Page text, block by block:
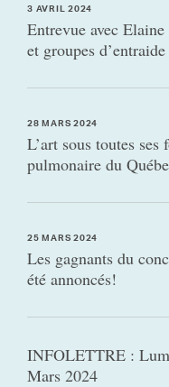
3 AVRIL 2024
Entrevue avec
et groupes d’entraide
28 MARS 2024
L’art sous toutes ses
pulmonaire du
25 MARS 2024
Les gagnants du
été annoncés!
INFOLETTRE :
Mars 2024